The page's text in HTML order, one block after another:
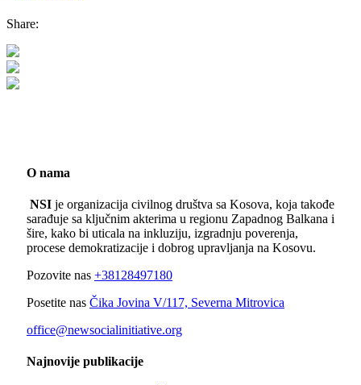
Share:
O nama
NSI je organizacija civilnog društva sa Kosova, koja takođe
sarađuje sa ključnim akterima u regionu Zapadnog Balkana i
šire, kako bi uticala na inkluziju, izgradnju poverenja,
procese demokratizacije i dobrog upravljanja na Kosovu.
Pozovite nas +38128497180
Posetite nas Čika Jovina V/117, Severna Mitrovica
office@newsocialinitiative.org
Najnovije publikacije